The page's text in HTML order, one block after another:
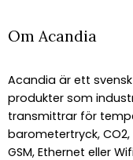
Om Acandia
Acandia är ett
produkter som
transmittrar för
barometertryck,
GSM, Ethernet eller